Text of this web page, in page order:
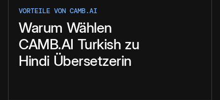
VORTEILE VON CAMB.AI
Warum Wählen
CAMB.AI Turkish zu
Hindi Übersetzerin